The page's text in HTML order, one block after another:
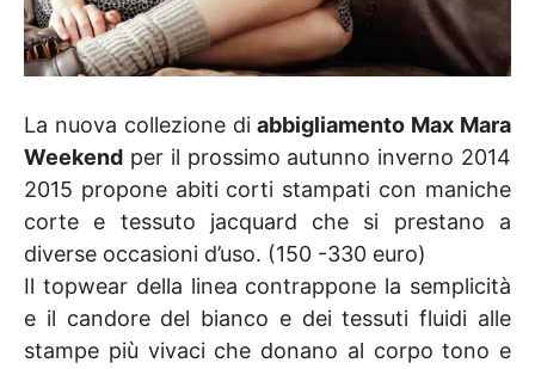
La nuova collezione diabbigliamento Max Mara
Weekend per il prossimo autunno inverno 2014
2015 propone abiti corti stampati con maniche
corte e tessuto jacquard che si prestano a
diverse occasioni d’uso. (150 -330 euro)
Il topwear della linea contrappone la semplicità
e il candore del bianco e dei tessuti fluidi alle
stampe più vivaci che donano al corpo tono e